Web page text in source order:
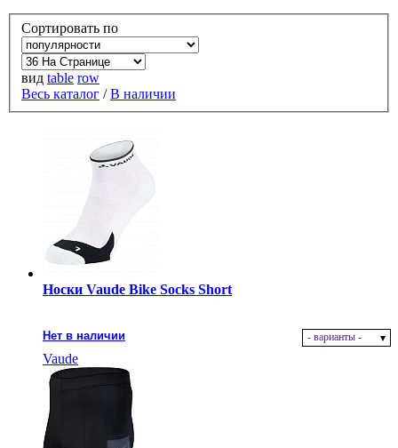
Сортировать по
вид table row
Весь каталог /В наличии
Носки Vaude Bike Socks Short
Нет в наличии - варианты -
Vaude